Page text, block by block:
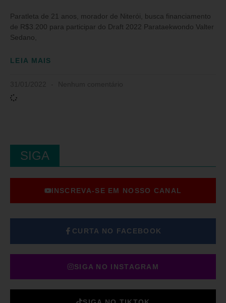
Paratleta de 21 anos, morador de Niterói, busca financiamento
de R$3.200 para participar do Draft 2022 Parataekwondo Valter
Sedano,
LEIA MAIS
SIGA
INSCREVA-SE EM NOSSO CANAL
CURTA NO FACEBOOK
SIGA NO INSTAGRAM